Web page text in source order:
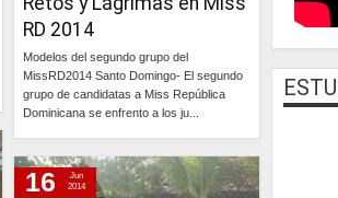
RD 2014
Modelos del segundo grupo del
MissRD2014 Santo Domingo- El segundo
grupo de candidatas a Miss República
Dominicana se enfrento a los ju...
16
Jun
2014